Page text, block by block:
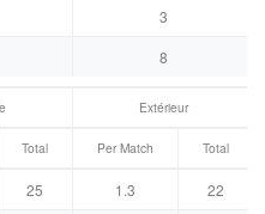
3
8
Extérieur
Total Per Match Total
25 1.3
22